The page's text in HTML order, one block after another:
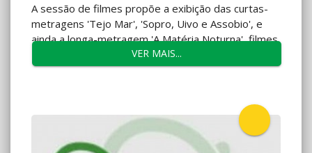
A sessão de filmes propõe a exibição das curtas-
metragens 'Tejo Mar', 'Sopro, Uivo e Assobio', e
ainda a longa-metragem 'A Matéria Noturna', filmes
que são fruto de colaborações do ator e
realizador...
VER MAIS...